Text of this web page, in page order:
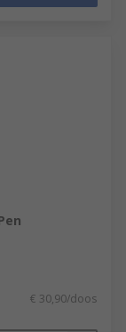
€ 30,90/doos